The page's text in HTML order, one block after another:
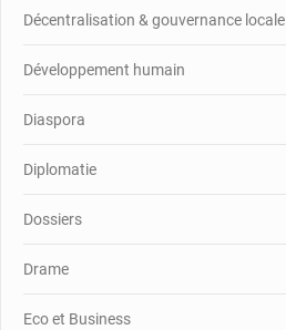
Décentralisation & gouvernance locale
Développement humain
Diaspora
Diplomatie
Dossiers
Drame
Eco et Business